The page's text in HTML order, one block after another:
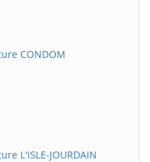
CONDOM
L'ISLE-JOURDAIN